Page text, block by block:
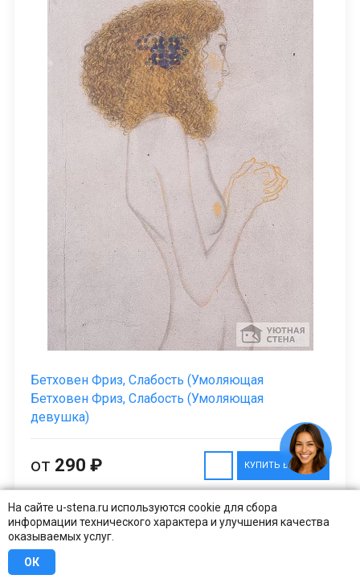
На сайте u-stena.ru используются cookie для сбора
информации технического характера и улучшения качества
оказываемых услуг.
ОК
Бетховен Фриз, Слабость (Умоляющая
Бетховен Фриз, Слабость (Умоляющая
девушка)
КУПИТЬ В 1 КЛИК
от 290 ₽